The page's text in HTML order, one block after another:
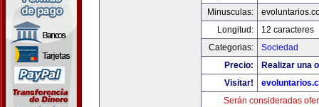
Minusculas:
Longitud:
12 caracteres
Categorias:
Sociedad
Precio:
Realizar una
Visitar!
Serán consideradas